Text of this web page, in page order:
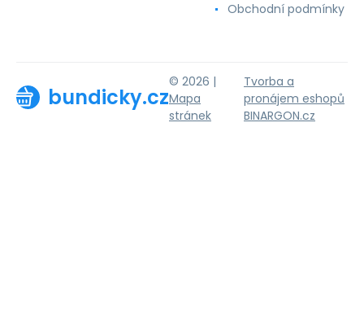
Obchodní podmínky
bundicky.cz
© 2026 |
Mapa
stránek
Tvorba a
pronájem eshopů
BINARGON.cz